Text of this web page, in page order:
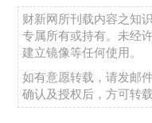
财新网所刊载内容之知
专属所有或持有。未经
建立镜像等任何使用。
如有意愿转载，请发邮
确认及授权后，方可转载